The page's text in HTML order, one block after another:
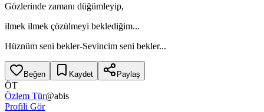
Gözlerinde zamanı düğümleyip,
ilmek ilmek çözülmeyi beklediğim...
Hüznüm seni bekler-Sevincim seni bekler...
Beğen Kaydet Paylaş
ÖT
Özlem Tür@abis
Profili Gör